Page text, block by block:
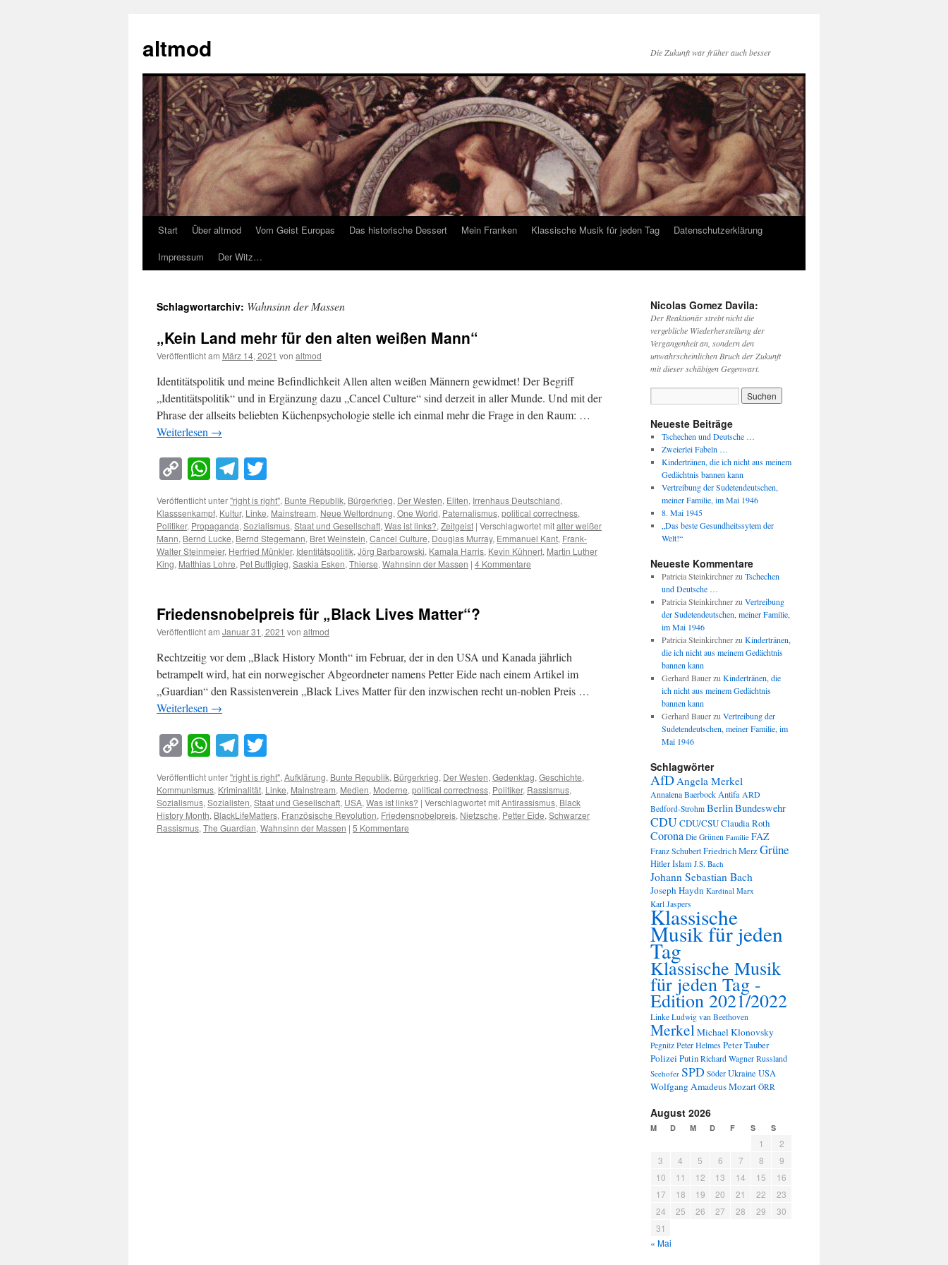
springen
altmod Die Zukunft war früher auch besser
Start Über altmod Vom Geist Europas Das historische Dessert Mein Franken Klassische Musik für jeden Tag
Datenschutzerklärung
Impressum
Der Witz…
Schlagwortarchiv: Wahnsinn der Massen
„Kein Land mehr für den alten weißen Mann“
Veröffentlicht am März 14, 2021 von altmod
Identitätspolitik und meine Befindlichkeit Allen alten weißen Männern gewidmet! Der Begriff
„Identitätspolitik“ und in Ergänzung dazu „Cancel Culture“ sind derzeit in aller Munde. Und mit der
Phrase der allseits beliebten Küchenpsychologie stelle ich einmal mehr die Frage in den Raum: …
Weiterlesen →
Copy
Link
WhatsApp
Telegram
Veröffentlicht unter"right is right", Bunte Republik, Bürgerkrieg, Der Westen, Eliten, Irrenhaus Deutschland,
Klasssenkampf, Kultur, Linke, Mainstream, Neue Weltordnung,One World, Paternalismus,political correctness,
Politiker, Propaganda,Sozialismus,Staat und Gesellschaft,Was ist links?,Zeitgeist | Verschlagwortet mitalter weißer
Mann, Bernd Lucke, Bernd Stegemann, Bret Weinstein,Cancel Culture, Douglas Murray, Emmanuel Kant, Frank-
Walter Steinmeier, Herfried Münkler, Identitätspolitik,Jörg Barbarowski, Kamala Harris, Kevin Kühnert, Martin Luther
King, Matthias Lohre, Pet Buttigieg,Saskia Esken,Thierse,Wahnsinn der Massen | 4 Kommentare
Friedensnobelpreis für „Black Lives Matter“?
Veröffentlicht am Januar 31, 2021 von altmod
Rechtzeitig vor dem „Black History Month“ im Februar, der in den USA und Kanada jährlich
betrampelt wird, hat ein norwegischer Abgeordneter namens Petter Eide nach einem Artikel im
„Guardian“ den Rassistenverein „Black Lives Matter für den inzwischen recht un-noblen Preis …
Weiterlesen →
Copy
Link
WhatsApp
Telegram
Veröffentlicht unter"right is right", Aufklärung, Bunte Republik, Bürgerkrieg, Der Westen, Gedenktag, Geschichte,
Kommunismus, Kriminalität, Linke, Mainstream, Medien, Moderne, political correctness, Politiker, Rassismus,
Sozialismus, Sozialisten, Staat und Gesellschaft, USA, Was ist links? | Verschlagwortet mitAntirassismus, Black
History Month, BlackLifeMatters, Französische Revolution, Friedensnobelpreis, Nietzsche, Petter Eide, Schwarzer
Rassismus, The Guardian, Wahnsinn der Massen | 5 Kommentare
Nicolas Gomez Davila:
Der Reaktionär strebt nicht die
vergebliche Wiederherstellung der
Vergangenheit an, sondern den
unwahrscheinlichen Bruch der Zukunft
mit dieser schäbigen Gegenwart.
Neueste Beiträge
Tschechen und Deutsche …
Zweierlei Fabeln …
Kindertränen, die ich nicht aus meinem
Gedächtnis bannen kann
Vertreibung der Sudetendeutschen,
meiner Familie, im Mai 1946
8. Mai 1945
„Das beste Gesundheitssytem der
Welt!“
Neueste Kommentare
Patricia Steinkirchnerzu Tschechen
und Deutsche …
Patricia Steinkirchnerzu Vertreibung
der Sudetendeutschen, meiner Familie,
im Mai 1946
Patricia Steinkirchnerzu Kindertränen,
die ich nicht aus meinem Gedächtnis
bannen kann
Gerhard Bauerzu Kindertränen, die
ich nicht aus meinem Gedächtnis
bannen kann
Gerhard Bauerzu Vertreibung der
Sudetendeutschen, meiner Familie, im
Mai 1946
Schlagwörter
AfDAngela Merkel
Annalena BaerbockAntifa ARD
Bedford-Strohm BerlinBundeswehr
CDUCDU/CSUClaudia Roth
Corona Die Grünen Familie FAZ
Franz SchubertFriedrich MerzGrüne
HitlerIslam J.S. Bach
Johann Sebastian Bach
Joseph Haydn Kardinal Marx
Karl Jaspers
Klassische
Musik für jeden
Tag
Klassische Musik
für jeden Tag -
Edition 2021/2022
Linke Ludwig van Beethoven
MerkelMichael Klonovsky
Pegnitz Peter HelmesPeter Tauber
PolizeiPutin Richard Wagner Russland
Seehofer SPD Söder Ukraine USA
Wolfgang Amadeus Mozart ÖRR
August 2026
M D M D F S S
1
2
3
4 5 6 7 8
9
10
11 12 13 14 15
16
17
18 19 20 21 22
23
24
25 26 27 28 29
30
31
« Mai